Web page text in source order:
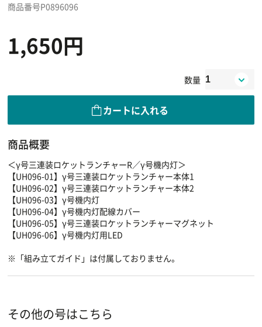
商品番号P0896096
1,650円
数量
カートに入れる
商品概要
＜γ号三連装ロケットランチャーR／γ号機内灯＞
【UH096-01】γ号三連装ロケットランチャー本体1
【UH096-02】γ号三連装ロケットランチャー本体2
【UH096-03】γ号機内灯
【UH096-04】γ号機内灯配線カバー
【UH096-05】γ号三連装ロケットランチャーマグネット
【UH096-06】γ号機内灯用LED
※「組み立てガイド」は付属しておりません。
その他の号はこちら